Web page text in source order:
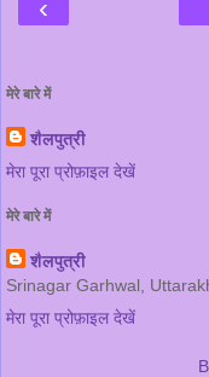
‹
मेरे बारे में
शैलपुत्री
मेरा पूरा प्रोफ़ाइल देखें
मेरे बारे में
शैलपुत्री
Srinagar Garhwal,
मेरा पूरा प्रोफ़ाइल देखें